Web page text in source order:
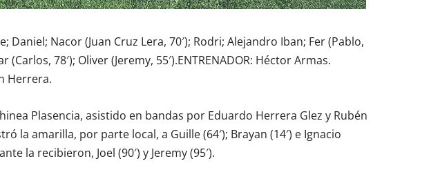
Daniel; Nacor (Juan Cruz Lera, 70′); Rodri; Alejandro Iban; Fer (Pablo,
(Carlos, 78′); Oliver (Jeremy, 55′).ENTRENADOR: Héctor Armas.
Herrera.
Plasencia, asistido en bandas por Eduardo Herrera Glez y Rubén
la amarilla, por parte local, a Guille (64′); Brayan (14′) e Ignacio
la recibieron, Joel (90′) y Jeremy (95′).